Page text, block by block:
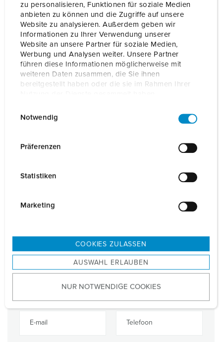
zu personalisieren, Funktionen für soziale Medien
anbieten zu können und die Zugriffe auf unsere
Website zu analysieren. Außerdem geben wir
Informationen zu Ihrer Verwendung unserer
Website an unsere Partner für soziale Medien,
Werbung und Analysen weiter. Unsere Partner
führen diese Informationen möglicherweise mit
weiteren Daten zusammen, die Sie ihnen
bereitgestellt haben oder die sie im Rahmen Ihrer
s
u
w
Notwendig
Präferenzen
Statistiken
Marketing
COOKIES ZULASSEN
AUSWAHL ERLAUBEN
NUR NOTWENDIGE COOKIES
Marketing specialist
+31 570 24 11 24
IRENA.KOETSIER(AT)MENNEKES-EMOBILITY.NL
TOEVOEGEN AAN MIJN CONTACTEN (VCARD)
Uw gegevens
Achternaam
Bedrijf (optioneel)
E-mail Telefoon